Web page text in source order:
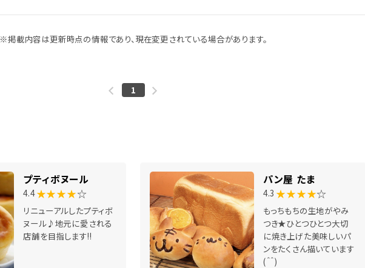
※掲載内容は更新時点の情報であり、現在変更されている場合があります。
1
プティボヌール
4.4★★★★☆
リニューアルしたプティボ
ヌール♪地元に愛される
店舗を目指します!!
パン屋 たま
4.3 ★★★★☆
もっちもちの生地がやみ
つき★ひとつひとつ大切
に焼き上げた美味しいパ
ンをたくさん描いています
(＾＾)